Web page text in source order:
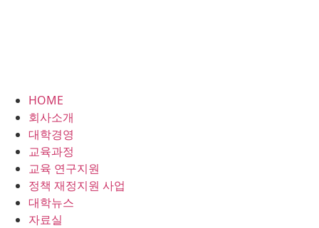
HOME
회사소개
대학경영
교육과정
교육 연구지원
정책 재정지원 사업
대학뉴스
자료실